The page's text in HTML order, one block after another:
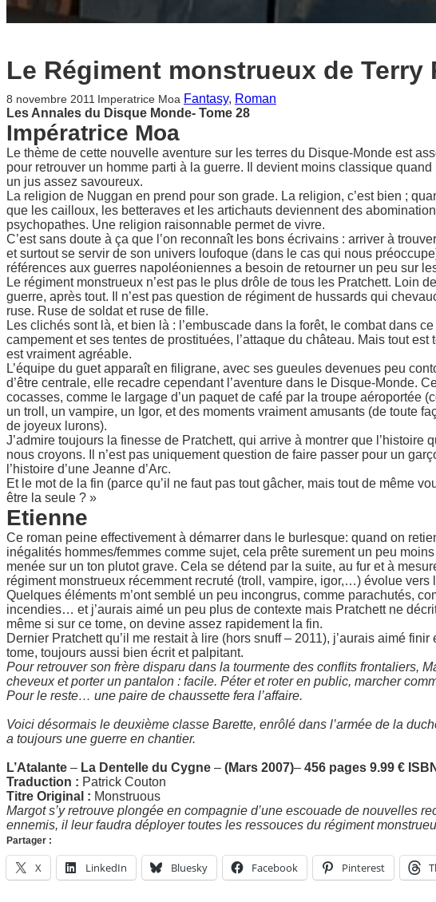
Le Régiment monstrueux de Terry
8 novembre 2011 Imperatrice Moa Fantasy, Roman
Les Annales du Disque Monde- Tome 28
Impératrice Moa
Le thème de cette nouvelle aventure sur les terres du Disque-Monde est
pour retrouver un homme parti à la guerre. Il devient moins classique
un jus assez savoureux.
La religion de Nuggan en prend pour son grade. La religion, c’est bien ;
que les cailloux, les betteraves et les artichauts deviennent des
psychopathes. Une religion raisonnable permet de vivre.
C’est sans doute à ça que l’on reconnaît les bons écrivains : arriver à
et surtout se servir de son univers loufoque (dans le cas qui nous
références aux guerres napoléoniennes a besoin de retourner un peu sur
Le régiment monstrueux n’est pas le plus drôle de tous les Pratchett. Loin
guerre, après tout. Il n’est pas question de régiment de hussards qui
ruse. Ruse de soldat et ruse de fille.
Les clichés sont là, et bien là : l’embuscade dans la forêt, le combat dans
campement et ses tentes de prostituées, l’attaque du château. Mais tout
est vraiment agréable.
L’équipe du guet apparaît en filigrane, avec ses gueules devenues peu
d’être centrale, elle recadre cependant l’aventure dans le Disque-Monde.
cocasses, comme le largage d’un paquet de café par la troupe aéroportée
un troll, un vampire, un Igor, et des moments vraiment amusants (de toute
de joyeux lurons).
J’admire toujours la finesse de Pratchett, qui arrive à montrer que l’histoire
nous croyons. Il n’est pas uniquement question de faire passer pour un
l’histoire d’une Jeanne d’Arc.
Et le mot de la fin (parce qu’il ne faut pas tout gâcher, mais tout de même
être la seule ? »
Etienne
Ce roman peine effectivement à démarrer dans le burlesque: quand on
inégalités hommes/femmes comme sujet, cela prête surement un peu
menée sur un ton plutot grave. Cela se détend par la suite, au fur et à
régiment monstrueux récemment recruté (troll, vampire, igor,…) évolue vers
Quelques éléments m’ont semblé un peu incongrus, comme parachutés,
incendies… et j’aurais aimé un peu plus de contexte mais Pratchett ne
même si sur ce tome, on devine assez rapidement la fin.
Dernier Pratchett qu’il me restait à lire (hors snuff – 2011), j’aurais aimé
tome, toujours aussi bien écrit et palpitant.
Pour retrouver son frère disparu dans la tourmente des conflits frontaliers,
cheveux et porter un pantalon : facile. Péter et roter en public, marcher
Pour le reste… une paire de chaussette fera l’affaire.
Voici désormais le deuxième classe Barette, enrôlé dans l’armée de la
a toujours une guerre en chantier.
L’Atalante – La Dentelle du Cygne – (Mars 2007)– 456 pages 9.99 €
Traduction : Patrick Couton
Titre Original : Monstruous
Margot s’y retrouve plongée en compagnie d’une escouade de nouvelles
ennemis, il leur faudra déployer toutes les ressouces du régiment
Partager :
X LinkedIn Bluesky Facebook Pinterest